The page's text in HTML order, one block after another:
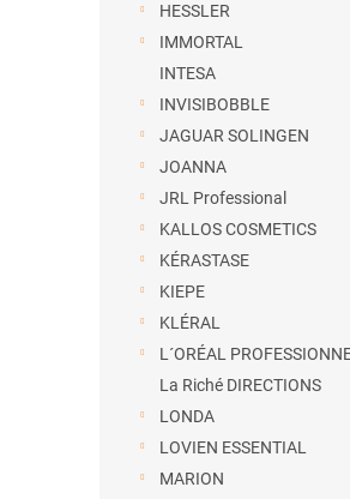
HESSLER
IMMORTAL
INTESA
INVISIBOBBLE
JAGUAR SOLINGEN
JOANNA
JRL Professional
KALLOS COSMETICS
KÉRASTASE
KIEPE
KLÉRAL
L´ORÉAL
La Riché DIRECTIONS
LONDA
LOVIEN ESSENTIAL
MARION